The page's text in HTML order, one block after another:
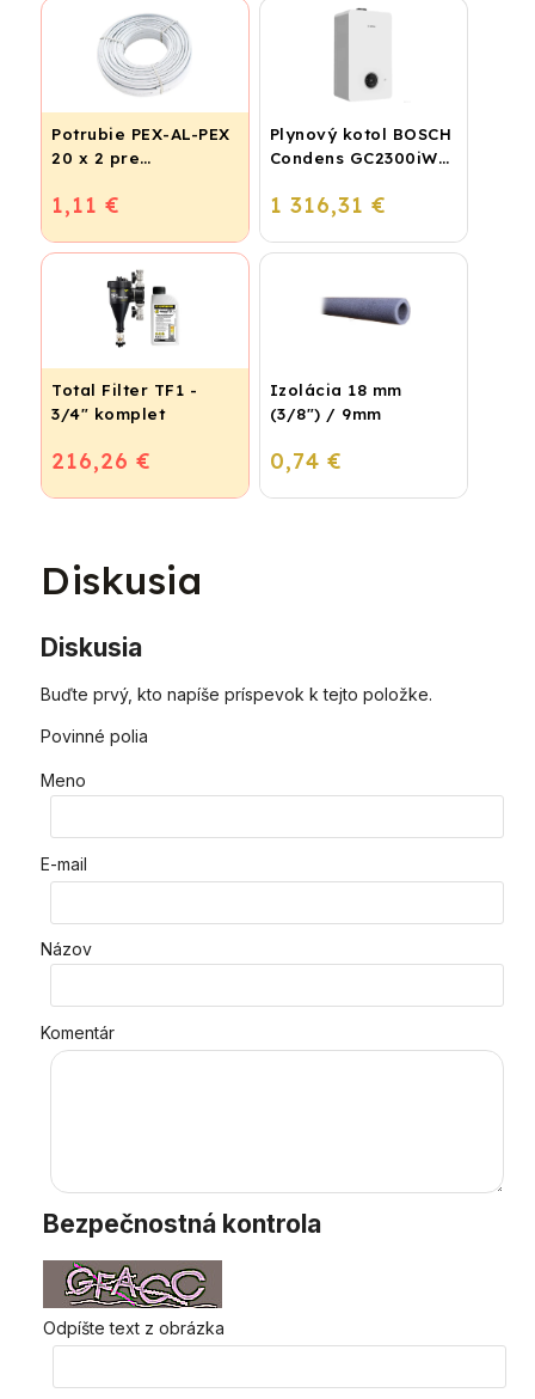
Potrubie PEX-AL-PEX
20 x 2 pre
podlahové kúrenie a
1,11 €
Plynový kotol BOSCH
Condens GC2300iW
kondenzačný
1 316,31 €
Total Filter TF1 -
3/4" komplet
216,26 €
Izolácia 18 mm
(3/8") / 9mm
0,74 €
Diskusia
Diskusia
Buďte prvý, kto napíše príspevok k tejto položke.
Povinné polia
Meno
E-mail
Názov
Komentár
Bezpečnostná kontrola
Odpíšte text z obrázka